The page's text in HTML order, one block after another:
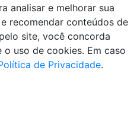
analisar e melhorar sua
recomendar conteúdos de
site, você concorda
uso de cookies. Em caso
de Privacidade.